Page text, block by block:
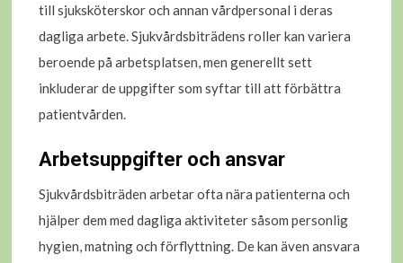
till sjuksköterskor och annan vårdpersonal i deras
dagliga arbete. Sjukvårdsbiträdens roller kan variera
beroende på arbetsplatsen, men generellt sett
inkluderar de uppgifter som syftar till att förbättra
patientvården.
Arbetsuppgifter och ansvar
Sjukvårdsbiträden arbetar ofta nära patienterna och
hjälper dem med dagliga aktiviteter såsom personlig
hygien, matning och förflyttning. De kan även ansvara